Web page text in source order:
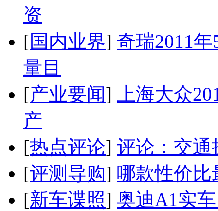
资
[国内业界] 奇瑞2011
量目
[产业要闻]
上海大众
产
[热点评论] 评论：交通
[评测导购] 哪款性价比
[新车谍照] 奥迪A1实